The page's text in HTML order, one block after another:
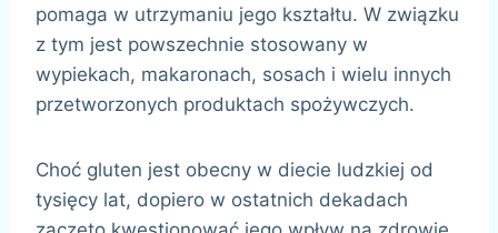
pomaga w utrzymaniu jego kształtu. W związku
z tym jest powszechnie stosowany w
wypiekach, makaronach, sosach i wielu innych
przetworzonych produktach spożywczych.
Choć gluten jest obecny w diecie ludzkiej od
tysięcy lat, dopiero w ostatnich dekadach